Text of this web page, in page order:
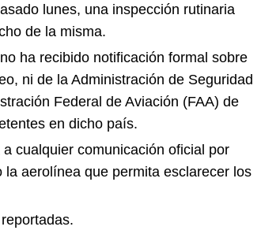
lunes, una inspección rutinaria
de la misma.
ha recibido notificación formal sobre
ni de la Administración de Seguridad
Federal de Aviación (FAA) de
en dicho país.
cualquier comunicación oficial por
aerolínea que permita esclarecer los